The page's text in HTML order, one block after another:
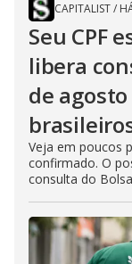
CAPITALIST/
Seu CPF
libera
de
Veja em poucos
confirmado. O
consulta do